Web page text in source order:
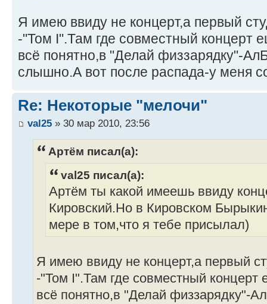
Я имею ввиду не концерт,а первый
-"Том I".Там где совместный концерт
всё понятно,в "Делай физзарядку"-
слышно.А вот после распада-у меня
Re: Некоторые "мелочи"
val25 » 30 мар 2010, 23:56
Артём писал(а):
val25 писал(а):
Артём ты какой имеешь ввиду
Кировский.Но в Кировском
мере в том,что я тебе присылал)
Я имею ввиду не концерт,а первый
-"Том I".Там где совместный
всё понятно,в "Делай физзарядку"-